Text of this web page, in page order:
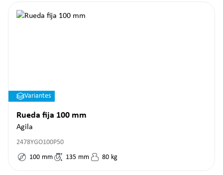
Variantes
Rueda fija 100 mm
Agila
2478YGO100P50
100 mm 135 mm 80 kg